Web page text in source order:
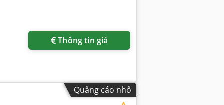
Thông tin giá
Quảng cáo nhỏ